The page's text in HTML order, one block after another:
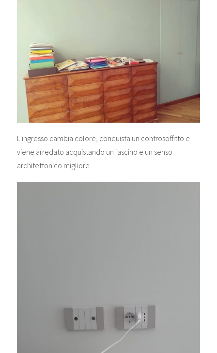
L’ingresso cambia colore, conquista un controsoffitto e
viene arredato acquistando un fascino e un senso
architettonico migliore